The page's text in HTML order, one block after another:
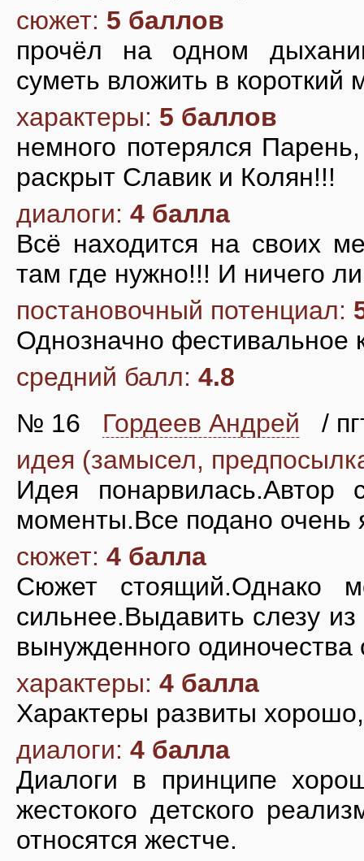
сюжет: 5 баллов
прочёл на одном
суметь вложить в короткий
характеры: 5 баллов
немного потерялся
раскрыт Славик и Колян!!!
диалоги: 4 балла
Всё находится на своих
там где нужно!!! И ничего
постановочный потенциал:
Однозначно фестивальное
средний балл: 4.8
№ 16 Гордеев Андрей
/
идея (замысел,
Идея
моменты.Все подано очень
сюжет: 4 балла
Сюжет стоящий.Однако
сильнее.Выдавить слезу
вынужденного одиночества
характеры: 4 балла
Характеры развиты
диалоги: 4 балла
Диалоги в принципе
жестокого детского
относятся жестче.